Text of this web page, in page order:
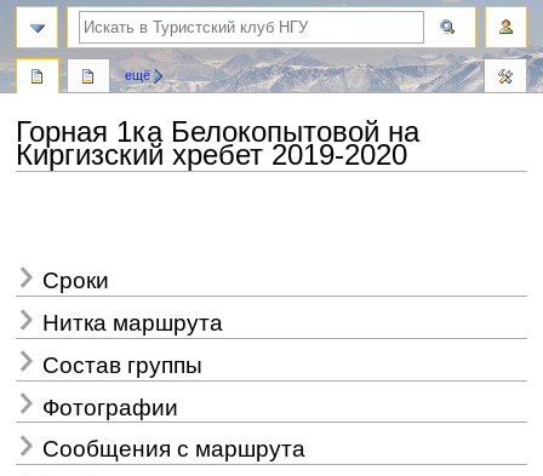
Горная 1ка Белокопытовой на
Киргизский хребет 2019-2020
Сроки
Нитка маршрута
Состав группы
Фотографии
Сообщения с маршрута
ещё
поиск